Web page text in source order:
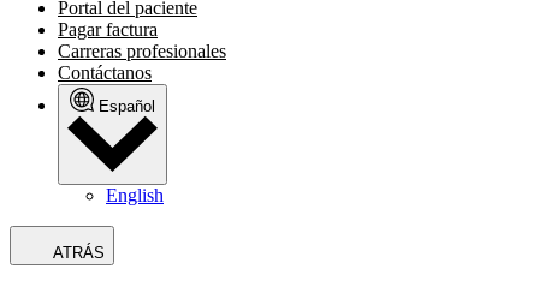
Portal del paciente
Pagar factura
Carreras profesionales
Contáctanos
Español
English
ATRÁS